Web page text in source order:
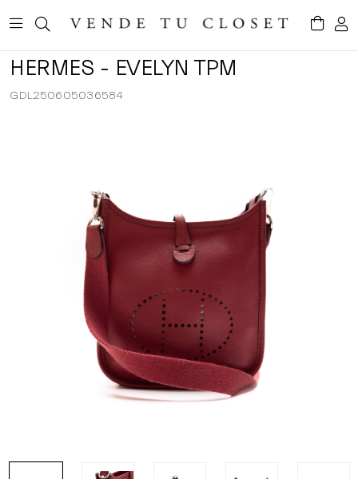
HERMES - EVELYN TPM
GDL250605036584